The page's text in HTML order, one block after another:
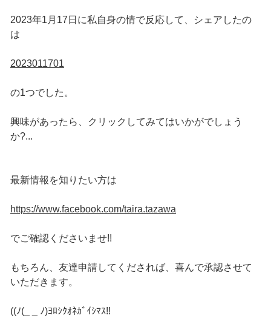
2023年1月17日に私自身の情で反応して、シェアしたの
は
2023011701
の1つでした。
興味があったら、クリックしてみてはいかがでしょう
か?...
最新情報を知りたい方は
https://www.facebook.com/taira.tazawa
でご確認くださいませ!!
もちろん、友達申請してくだされば、喜んで承認させて
いただきます。
((ﾉ(_ _ ﾉ)ﾖﾛｼｸｵﾈｶﾞｲｼﾏｽ!!